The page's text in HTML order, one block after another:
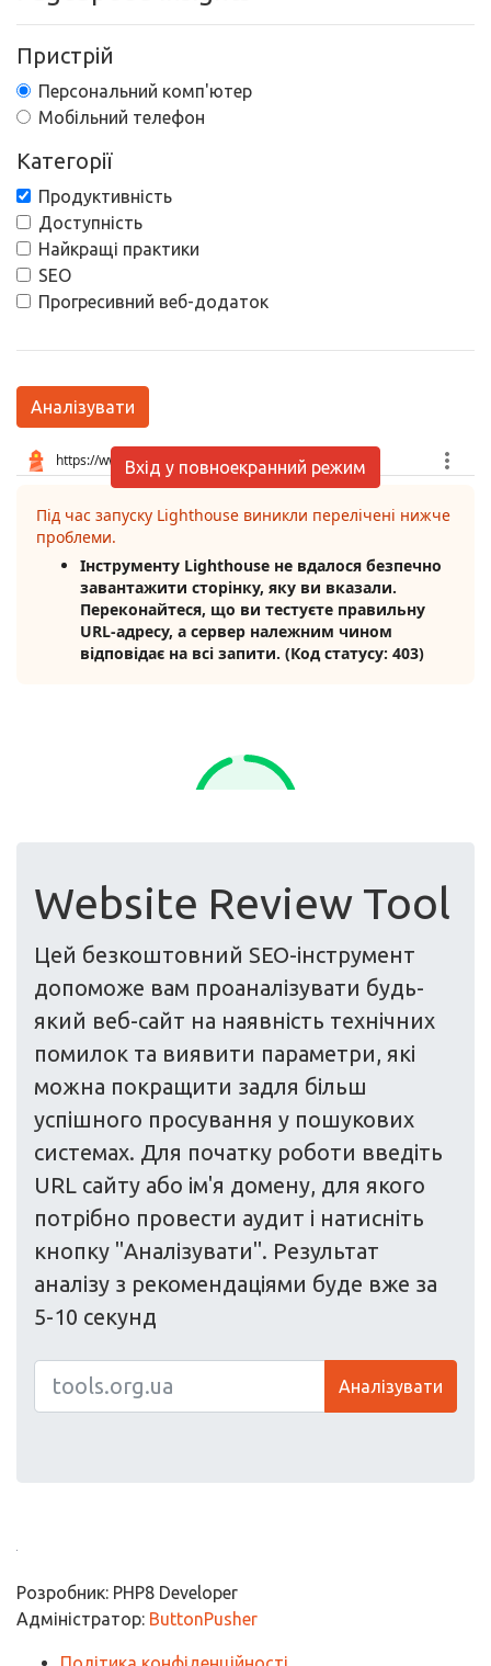
Пристрій
Персональний комп'ютер
Мобільний телефон
Категорії
Продуктивність
Доступність
Найкращі практики
SEO
Прогресивний веб-додаток
Аналізувати
Вхід у повноекранний режим
Website Review Tool
Цей безкоштовний SEO-інструмент
допоможе вам проаналізувати будь-
який веб-сайт на наявність технічних
помилок та виявити параметри, які
можна покращити задля більш
успішного просування у пошукових
системах. Для початку роботи введіть
URL сайту або ім'я домену, для якого
потрібно провести аудит і натисніть
кнопку "Аналізувати". Результат
аналізу з рекомендаціями буде вже за
5-10 секунд
Аналізувати
Розробник: PHP8 Developer
Адміністратор: ButtonPusher